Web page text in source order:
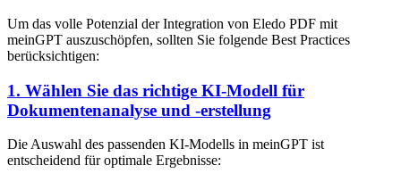
Um das volle Potenzial der Integration von Eledo PDF mit
meinGPT auszuschöpfen, sollten Sie folgende Best Practices
berücksichtigen:
1. Wählen Sie das richtige KI-Modell für
Dokumentenanalyse und -erstellung
Die Auswahl des passenden KI-Modells in meinGPT ist
entscheidend für optimale Ergebnisse: